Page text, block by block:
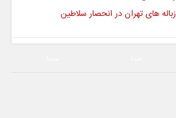
زباله های تهران در انحصار سلاطین